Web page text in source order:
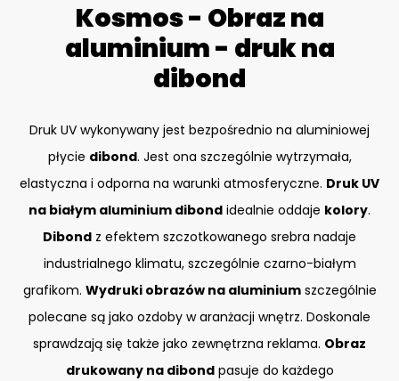
Kosmos - Obraz na
aluminium - druk na
dibond
Druk UV wykonywany jest bezpośrednio na aluminiowej
płycie dibond. Jest ona szczególnie wytrzymała,
elastyczna i odporna na warunki atmosferyczne. Druk UV
na białym aluminium dibond idealnie oddaje kolory.
Dibond z efektem szczotkowanego srebra nadaje
industrialnego klimatu, szczególnie czarno-białym
grafikom. Wydruki obrazów na aluminiumszczególnie
polecane są jako ozdoby w aranżacji wnętrz. Doskonale
sprawdzają się także jako zewnętrzna reklama. Obraz
drukowany na dibondpasuje do każdego